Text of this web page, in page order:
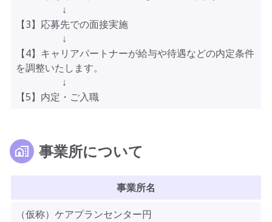
↓
【3】応募先での面接実施
↓
【4】キャリアパートナーが給与や待遇などの内定条件
を調整いたします。
↓
【5】内定・ご入職
事業所について
事業所名
（仮称）ケアプランセンター円